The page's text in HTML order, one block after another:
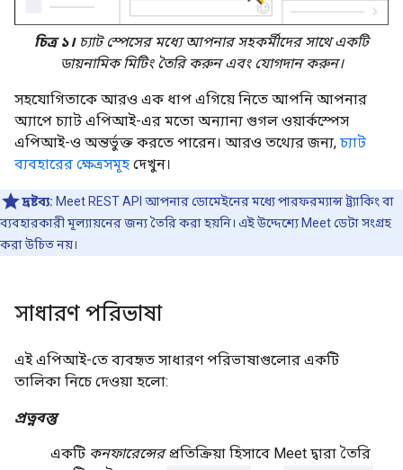
চিত্র ১।চ্যাট স্পেসের মধ্যে আপনার সহকর্মীদের সাথে একটি
ডায়নামিক মিটিং তৈরি করুন এবং যোগদান করুন।
সহযোগিতাকে আরও এক ধাপ এগিয়ে নিতে আপনি আপনার
অ্যাপে চ্যাট এপিআই-এর মতো অন্যান্য গুগল ওয়ার্কস্পেস
এপিআই-ও অন্তর্ভুক্ত করতে পারেন। আরও তথ্যের জন্য, চ্যাট
ব্যবহারের ক্ষেত্রসমূহ দেখুন।
দ্রষ্টব্য: Meet REST API আপনার ডোমেইনের মধ্যে পারফরম্যান্স ট্র্যাকিং বা
ব্যবহারকারী মূল্যায়নের জন্য তৈরি করা হয়নি। এই উদ্দেশ্যে Meet ডেটা সংগ্রহ
করা উচিত নয়।
সাধারণ পরিভাষা
এই এপিআই-তে ব্যবহৃত সাধারণ পরিভাষাগুলোর একটি
তালিকা নিচে দেওয়া হলো:
প্রত্নবস্তু
একটি কনফারেন্সেরপ্রতিক্রিয়া হিসাবে Meet দ্বারা তৈরি